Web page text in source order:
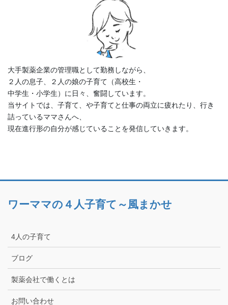
大手製薬企業の管理職として勤務しながら、
２人の息子、２人の娘の子育て（高校生・
中学生・小学生）に日々、奮闘しています。
当サイトでは、子育て、や子育てと仕事の両立に疲れたり、行き
詰っているママさんへ、
現在進行形の自分が感じていることを発信していきます。
ワーママの４人子育て～風まかせ
4人の子育て
ブログ
製薬会社で働くとは
お問い合わせ